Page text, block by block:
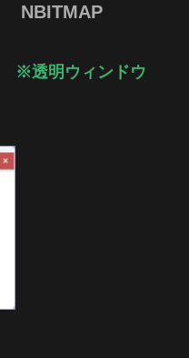
NBITMAP
※透明ウィンドウ